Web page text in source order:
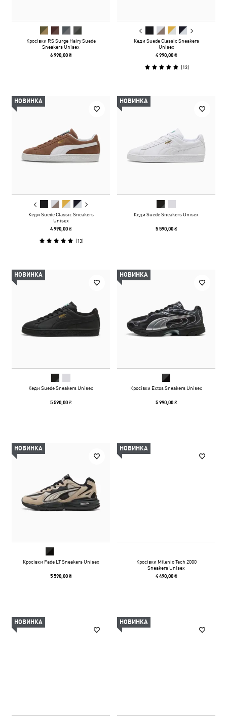
Кросівки RS Surge Hairy Suede
Sneakers Unisex
6 990,00 ₴
Кеди Suede Classic Sneakers
Unisex
4 990,00 ₴
(13)
НОВИНКА
Кеди Suede Classic Sneakers
Unisex
4 990,00 ₴
(13)
НОВИНКА
Кеди Suede Sneakers Unisex
5 590,00 ₴
НОВИНКА
Кеди Suede Sneakers Unisex
5 590,00 ₴
НОВИНКА
Кросівки Extos Sneakers Unisex
5 990,00 ₴
НОВИНКА
Кросівки Fade LT Sneakers Unisex
5 590,00 ₴
НОВИНКА
Кросівки Milenio Tech 2000
Sneakers Unisex
4 490,00 ₴
НОВИНКА НОВИНКА